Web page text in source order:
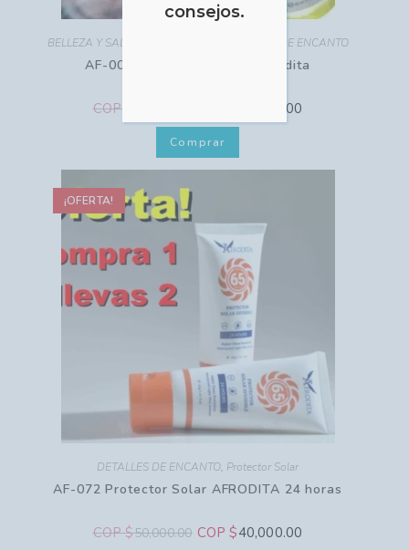
BELLEZA Y SALUD DETALLES DE ENCANTO
AF-002 SERUM Aguacate Afrodita
COP $ 46,000.00
Comprar
¡OFERTA!
DETALLES DE ENCANTO, Protector Solar
AF-072 Protector Solar AFRODITA 24 horas
COP $50,000.00 COP $40,000.00
consejos.